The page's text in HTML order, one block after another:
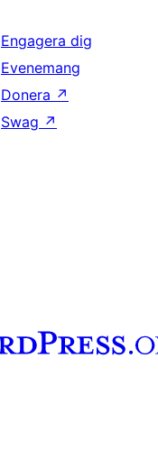
Engagera dig
Evenemang
Donera ↗
Swag ↗